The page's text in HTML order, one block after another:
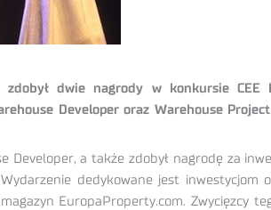
zdobył dwie nagrody w konkursie
Developer oraz Warehouse
a także zdobył nagrodę za
dedykowane jest
EuropaProperty.com. Zwycięzcy